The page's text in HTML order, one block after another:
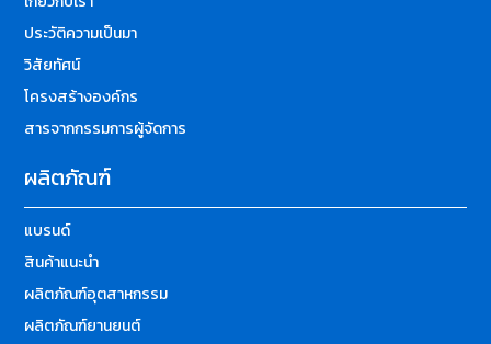
ประวัติความเป็นมา
วิสัยทัศน์
โครงสร้างองค์กร
สารจากกรรมการผู้จัดการ
ผลิตภัณฑ์
แบรนด์
สินค้าแนะนำ
ผลิตภัณฑ์อุตสาหกรรม
ผลิตภัณฑ์ยานยนต์